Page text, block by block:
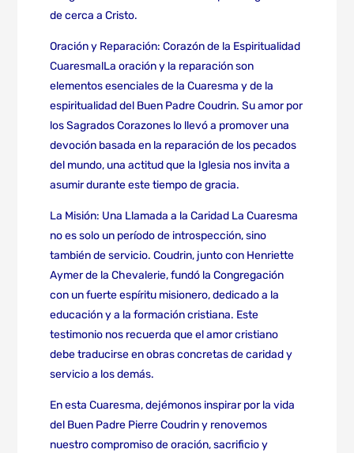
de cerca a Cristo.
Oración y Reparación: Corazón de la Espiritualidad
CuaresmalLa oración y la reparación son
elementos esenciales de la Cuaresma y de la
espiritualidad del Buen Padre Coudrin. Su amor por
los Sagrados Corazones lo llevó a promover una
devoción basada en la reparación de los pecados
del mundo, una actitud que la Iglesia nos invita a
asumir durante este tiempo de gracia.
La Misión: Una Llamada a la Caridad La Cuaresma
no es solo un período de introspección, sino
también de servicio. Coudrin, junto con Henriette
Aymer de la Chevalerie, fundó la Congregación
con un fuerte espíritu misionero, dedicado a la
educación y a la formación cristiana. Este
testimonio nos recuerda que el amor cristiano
debe traducirse en obras concretas de caridad y
servicio a los demás.
En esta Cuaresma, dejémonos inspirar por la vida
del Buen Padre Pierre Coudrin y renovemos
nuestro compromiso de oración, sacrificio y